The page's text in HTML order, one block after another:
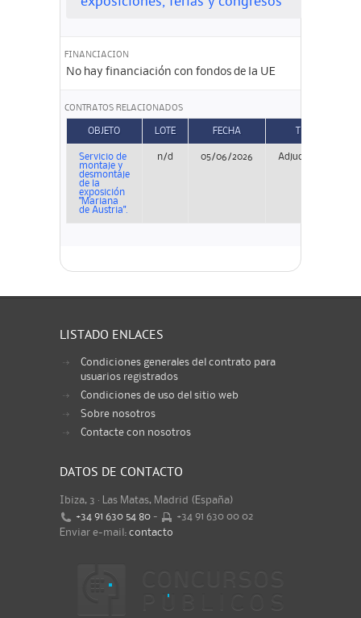
FINANCIACION
No hay financiación con fondos de la UE
CONTRATOS RELACIONADOS
OBJETO LOTE FECHA
Servicio de
montaje y
desmontaje
de la
exposición
"Mariana
de Austria".
n/d 05/06/2026 Adjudicación
LISTADO ENLACES
Condiciones generales del contrato para
usuarios registrados
Condiciones de uso del sitio web
Sobre nosotros
Contacte con nosotros
DATOS DE CONTACTO
Ibiza, 3 · Las Matas, Madrid (España)
+34 91 630 54 80 -
+34 91 630 00 02
Enviar e-mail: contacto